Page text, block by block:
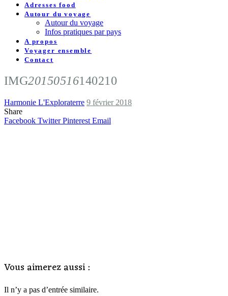
Adresses food
Autour du voyage
Autour du voyage
Infos pratiques par pays
A propos
Voyager ensemble
Contact
IMG20150516140210
Harmonie L'Exploraterre 9 février 2018
Share
Facebook Twitter Pinterest Email
Vous aimerez aussi :
Il n’y a pas d’entrée similaire.